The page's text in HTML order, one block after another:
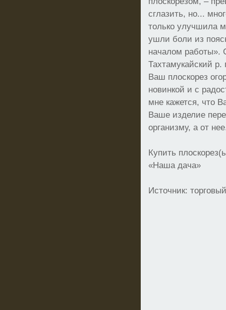
сглазить, но...
только улучшила
ушли боли из
началом
Тахтамукайский
Ваш плоскорез
новинкой и с
мне кажется, что
Ваше изделие
организму, а от
Купить
«Наша дача»
Источник: